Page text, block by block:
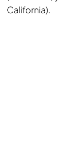
California).